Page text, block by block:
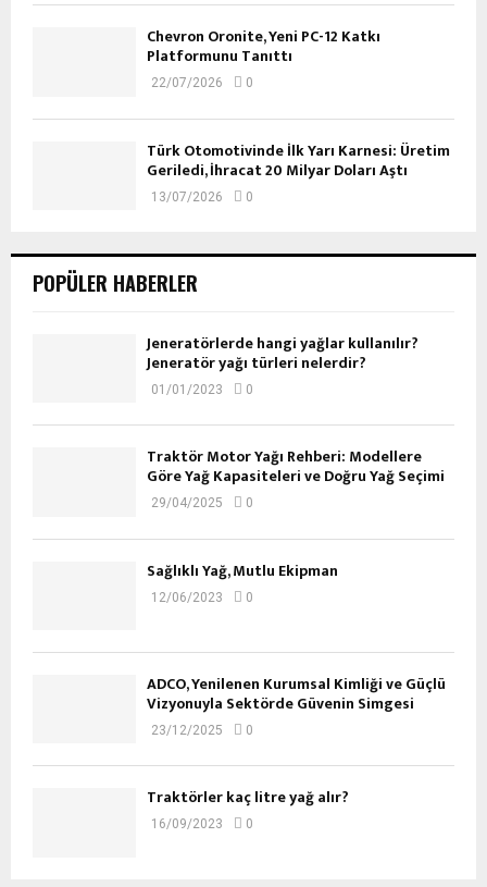
Chevron Oronite, Yeni PC-12 Katkı
Platformunu Tanıttı
22/07/2026 0
Türk Otomotivinde İlk Yarı Karnesi: Üretim
Geriledi, İhracat 20 Milyar Doları Aştı
13/07/2026 0
POPÜLER HABERLER
Jeneratörlerde hangi yağlar kullanılır?
Jeneratör yağı türleri nelerdir?
01/01/2023 0
Traktör Motor Yağı Rehberi: Modellere
Göre Yağ Kapasiteleri ve Doğru Yağ Seçimi
29/04/2025 0
Sağlıklı Yağ, Mutlu Ekipman
12/06/2023 0
ADCO, Yenilenen Kurumsal Kimliği ve Güçlü
Vizyonuyla Sektörde Güvenin Simgesi
23/12/2025 0
Traktörler kaç litre yağ alır?
16/09/2023 0